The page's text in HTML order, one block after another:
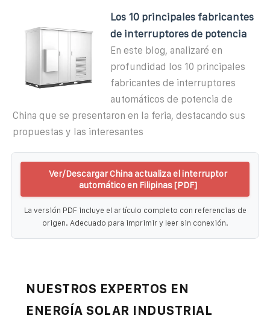
Los 10 principales fabricantes
de interruptores de potencia
En este blog, analizaré en
profundidad los 10 principales
fabricantes de interruptores
automáticos de potencia de
China que se presentaron en la feria, destacando sus
propuestas y las interesantes
Ver/Descargar China actualiza el interruptor
automático en Filipinas [PDF]
La versión PDF incluye el artículo completo con referencias de
origen. Adecuado para imprimir y leer sin conexión.
NUESTROS EXPERTOS EN
ENERGÍA SOLAR INDUSTRIAL